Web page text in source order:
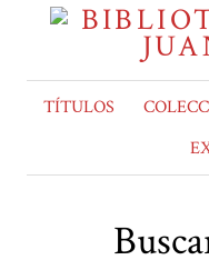
TÍTULOS